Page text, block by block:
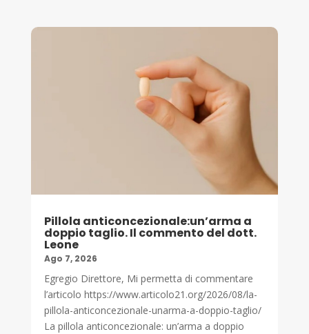
Pillola anticoncezionale:un’arma a
doppio taglio. Il commento del dott.
Leone
Ago 7, 2026
Egregio Direttore, Mi permetta di commentare
l’articolo https://www.articolo21.org/2026/08/la-
pillola-anticoncezionale-unarma-a-doppio-taglio/
La pillola anticoncezionale: un’arma a doppio